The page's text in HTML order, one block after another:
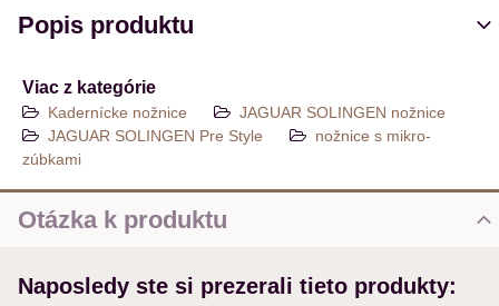
Popis produktu
Viac z kategórie
Kadernícke nožnice
JAGUAR SOLINGEN nožnice
JAGUAR SOLINGEN Pre Style
nožnice s mikro-
zúbkami
Otázka k produktu
MENO
Naposledy ste si prezerali tieto produkty: